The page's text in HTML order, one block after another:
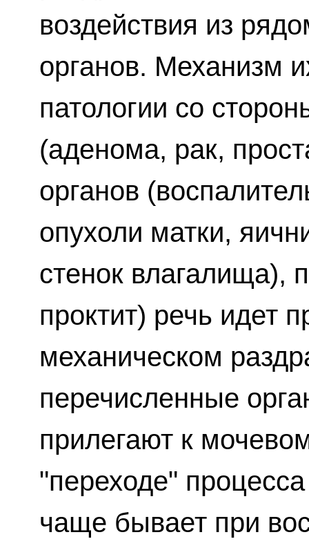
воздействия из
органов. Механизм
патологии со
(аденома, рак,
органов
опухоли матки,
стенок влагалища),
проктит) речь идет
механическом
перечисленные
прилегают к
"переходе"
чаще бывает при